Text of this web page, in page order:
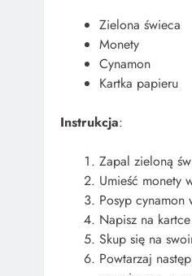
Zielona świeca
Monety
Cynamon
Kartka papieru
Instrukcja:
Zapal zieloną
Umieść monety
Posyp
Napisz na
Skup się na
Powtarzaj